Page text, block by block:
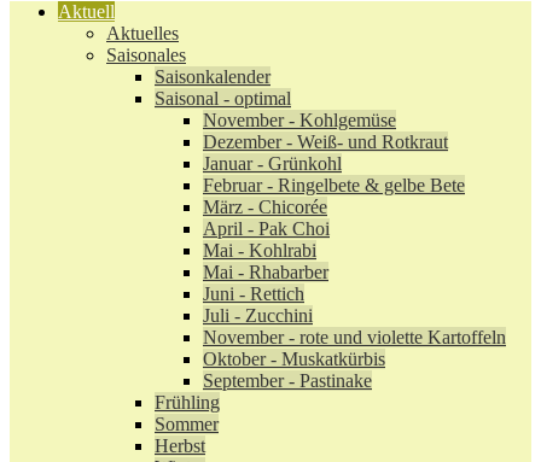
Aktuell
Aktuelles
Saisonales
Saisonkalender
Saisonal - optimal
November - Kohlgemüse
Dezember - Weiß- und Rotkraut
Januar - Grünkohl
Februar - Ringelbete & gelbe Bete
März - Chicorée
April - Pak Choi
Mai - Kohlrabi
Mai - Rhabarber
Juni - Rettich
Juli - Zucchini
November - rote und violette Kartoffeln
Oktober - Muskatkürbis
September - Pastinake
Frühling
Sommer
Herbst